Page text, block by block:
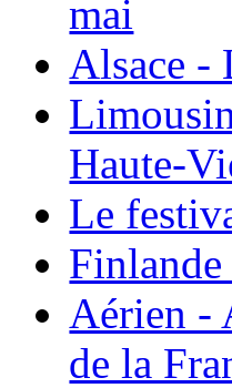
mai
Alsace -
Haute-
Le
Finlande
Aérien -
de la